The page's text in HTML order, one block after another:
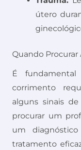
útero
Quando Procurar
É
corrimento
alguns sinais
procurar um
um
tratamento